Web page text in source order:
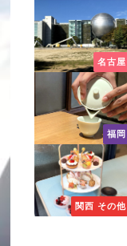
名古屋
福岡
関西 その他